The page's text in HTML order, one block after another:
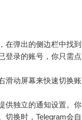
在弹出的侧边栏中找到
登录的账号，你只需点
滑动屏幕来快速切换账
供独立的通知设置。你
切换时，Telegram会自